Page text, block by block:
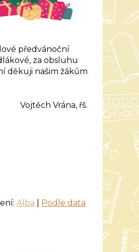
předvánoční
za obsluhu
děkuji našim žákům
Vojtěch Vrána, řš.
Alba Podle data